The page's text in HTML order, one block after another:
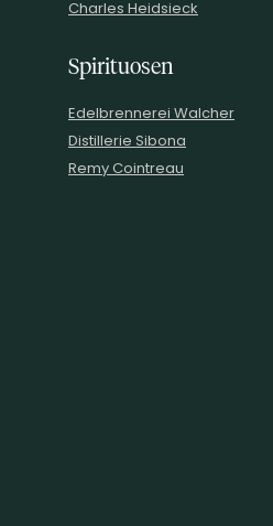
Charles Heidsieck
Spirituosen
Edelbrennerei Walcher
Distillerie Sibona
Remy Cointreau